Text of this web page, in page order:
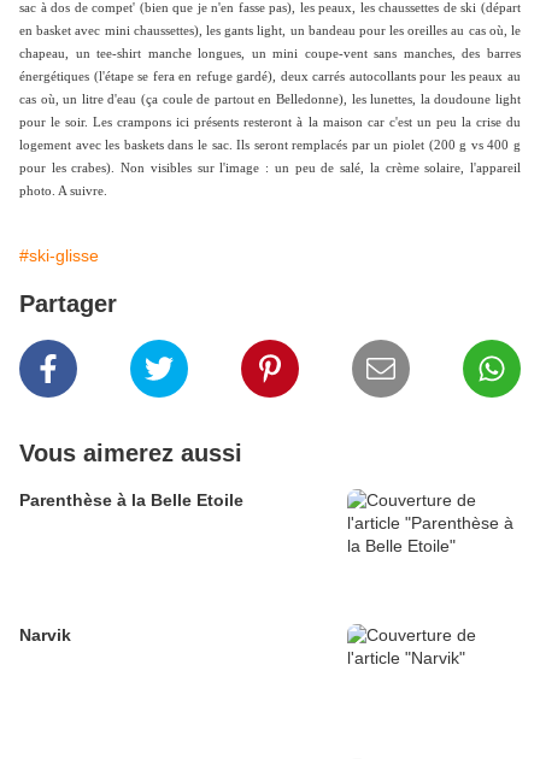
sac à dos de compet' (bien que je n'en fasse pas), les peaux, les chaussettes de ski (départ
en basket avec mini chaussettes), les gants light, un bandeau pour les oreilles au cas où, le
chapeau, un tee-shirt manche longues, un mini coupe-vent sans manches, des barres
énergétiques (l'étape se fera en refuge gardé), deux carrés autocollants pour les peaux au
cas où, un litre d'eau (ça coule de partout en Belledonne), les lunettes, la doudoune light
pour le soir. Les crampons ici présents resteront à la maison car c'est un peu la crise du
logement avec les baskets dans le sac. Ils seront remplacés par un piolet (200 g vs 400 g
pour les crabes). Non visibles sur l'image : un peu de salé, la crème solaire, l'appareil
photo. A suivre.
#ski-glisse
Partager
Vous aimerez aussi
Parenthèse à la Belle Etoile
Narvik